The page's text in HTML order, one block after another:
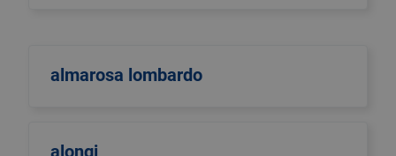
almarosa lombardo
alongi